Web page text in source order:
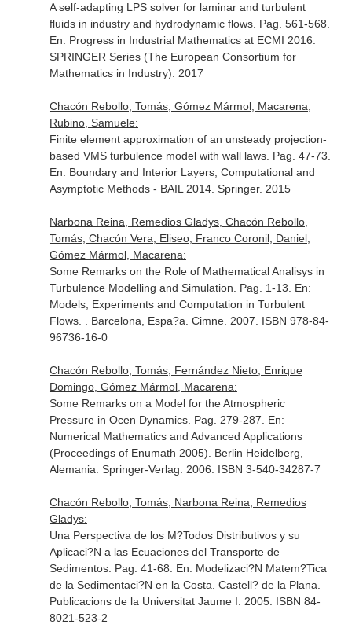
A self-adapting LPS solver for laminar and turbulent
fluids in industry and hydrodynamic flows. Pag. 561-568.
En: Progress in Industrial Mathematics at ECMI 2016
SPRINGER Series (The European Consortium for
Mathematics in Industry). 2017
Chacón Rebollo, Tomás, Gómez Mármol, Macarena,
Rubino, Samuele:
Finite element approximation of an unsteady projection-
based VMS turbulence model with wall laws. Pag. 47-73.
En: Boundary and Interior Layers, Computational and
Asymptotic Methods - BAIL 2014. Springer. 2015
Narbona Reina, Remedios Gladys, Chacón Rebollo,
Tomás, Chacón Vera, Eliseo, Franco Coronil, Daniel,
Gómez Mármol, Macarena:
Some Remarks on the Role of Mathematical Analisys in
Turbulence Modelling and Simulation. Pag. 1-13. En:
Models, Experiments and Computation in Turbulent
Flows. . Barcelona, Espa?a. Cimne. 2007. ISBN 978-84-
96736-16-0
Chacón Rebollo, Tomás, Fernández Nieto, Enrique
Domingo, Gómez Mármol, Macarena:
Some Remarks on a Model for the Atmospheric
Pressure in Ocen Dynamics. Pag. 279-287. En:
Numerical Mathematics and Advanced Applications
(Proceedings of Enumath 2005) . Berlin Heidelberg,
Alemania. Springer-Verlag. 2006. ISBN 3-540-34287-7
Chacón Rebollo, Tomás, Narbona Reina, Remedios
Gladys:
Una Perspectiva de los M?Todos Distributivos y su
Aplicaci?N a las Ecuaciones del Transporte de
Sedimentos. Pag. 41-68. En: Modelizaci?N Matem?Tica
de la Sedimentaci?N en la Costa . Castell? de la Plana.
Publicacions de la Universitat Jaume I. 2005. ISBN 84-
8021-523-2